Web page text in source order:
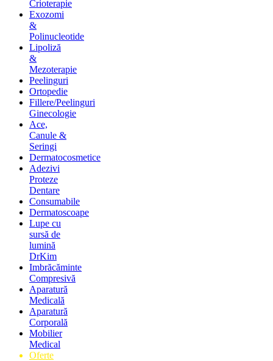
Crioterapie
Exozomi
&
Polinucleotide
Lipoliză
&
Mezoterapie
Peelinguri
Ortopedie
Fillere/Peelinguri
Ginecologie
Ace,
Canule &
Seringi
Dermatocosmetice
Adezivi
Proteze
Dentare
Consumabile
Dermatoscoape
Lupe cu
sursă de
lumină
DrKim
Imbrăcăminte
Compresivă
Aparatură
Medicală
Aparatură
Corporală
Mobilier
Medical
Oferte